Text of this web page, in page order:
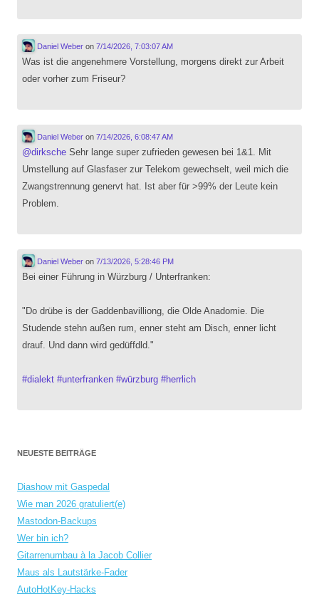
Daniel Weberon 7/14/2026, 7:03:07 AM
Was ist die angenehmere Vorstellung, morgens direkt zur Arbeit
oder vorher zum Friseur?
Daniel Weberon 7/14/2026, 6:08:47 AM
@dirksche Sehr lange super zufrieden gewesen bei 1&1. Mit
Umstellung auf Glasfaser zur Telekom gewechselt, weil mich die
Zwangstrennung genervt hat. Ist aber für >99% der Leute kein
Problem.
Daniel Weberon 7/13/2026, 5:28:46 PM
Bei einer Führung in Würzburg / Unterfranken:
"Do drübe is der Gaddenbavilliong, die Olde Anadomie. Die
Studende stehn außen rum, enner steht am Disch, enner licht
drauf. Und dann wird gedüffdld."
#dialekt #unterfranken #würzburg #herrlich
NEUESTE BEITRÄGE
Diashow mit Gaspedal
Wie man 2026 gratuliert(e)
Mastodon-Backups
Wer bin ich?
Gitarrenumbau à la Jacob Collier
Maus als Lautstärke-Fader
AutoHotKey-Hacks